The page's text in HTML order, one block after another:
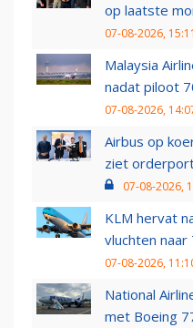
op laatste
07-08-2026, 15:11
Malaysia
nadat piloot
07-08-2026,
Airbus op
ziet
07-08-2026,
KLM hervat
vluchten naar
07-08-2026,
National
met Boeing